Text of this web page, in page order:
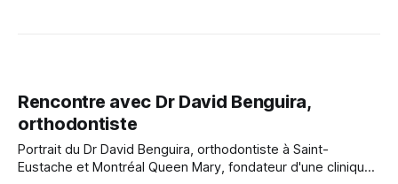
Rencontre avec Dr David Benguira,
orthodontiste
Portrait du Dr David Benguira, orthodontiste à Saint-
Eustache et Montréal Queen Mary, fondateur d'une clinique